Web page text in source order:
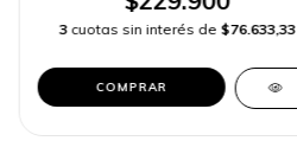
3 cuotas sin interés de $76.633,33
COMPRAR